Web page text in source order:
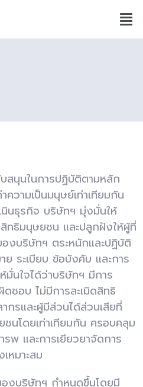
สนุนในการปฏิบัติตามหลัก
วามเป็นมนุษย์เท่าเทียมกัน
นินธุรกิจ บริษัทฯ มุ่งมั่นให้
ทธิมนุษยชน และปลูกฝังให้ผู้ที่
งบริษัทฯ ตระหนักและปฏิบัติ
ระเบียบ ข้อบังคับ และการ
นใจได้ว่าบริษัทฯ มีการ
ชอบ ไม่มีการละเมิดสิทธิ
รและผู้มีส่วนได้ส่วนเสียที่
นโดยเท่าเทียมกัน ครอบคลุม
รพ และการเยียวยาจัดการ
หมาะสม
งบริษัทฯ กำหนดขึ้นโดยมี